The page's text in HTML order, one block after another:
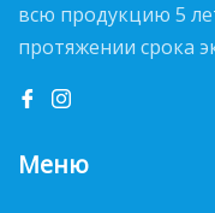
всю продукцию 5
протяжении срока
Меню